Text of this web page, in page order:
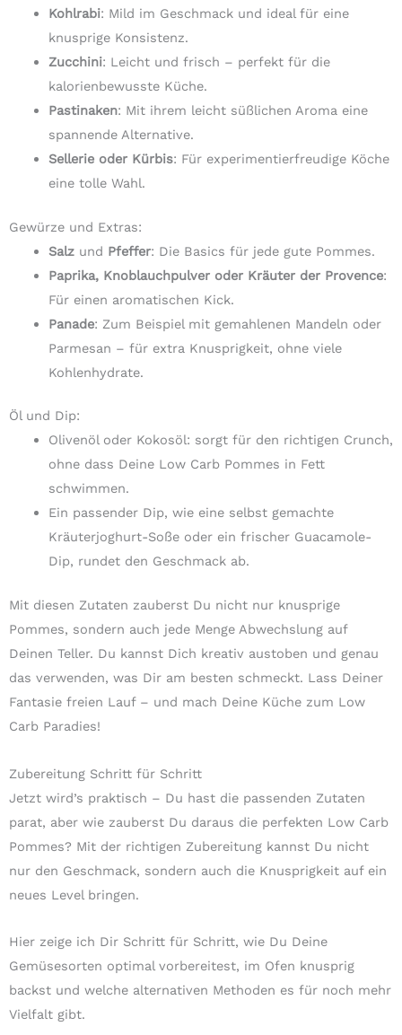
Kohlrabi: Mild im Geschmack und ideal für eine
knusprige Konsistenz.
Zucchini: Leicht und frisch – perfekt für die
kalorienbewusste Küche.
Pastinaken: Mit ihrem leicht süßlichen Aroma eine
spannende Alternative.
Sellerie oder Kürbis: Für experimentierfreudige Köche
eine tolle Wahl.
Gewürze und Extras:
Salzund Pfeffer: Die Basics für jede gute Pommes.
Paprika, Knoblauchpulver oder Kräuter der Provence:
Für einen aromatischen Kick.
Panade: Zum Beispiel mit gemahlenen Mandeln oder
Parmesan – für extra Knusprigkeit, ohne viele
Kohlenhydrate.
Öl und Dip:
Olivenöl oder Kokosöl: sorgt für den richtigen Crunch,
ohne dass Deine Low Carb Pommes in Fett
schwimmen.
Ein passender Dip, wie eine selbst gemachte
Kräuterjoghurt-Soße oder ein frischer Guacamole-
Dip, rundet den Geschmack ab.
Mit diesen Zutaten zauberst Du nicht nur knusprige
Pommes, sondern auch jede Menge Abwechslung auf
Deinen Teller. Du kannst Dich kreativ austoben und genau
das verwenden, was Dir am besten schmeckt. Lass Deiner
Fantasie freien Lauf – und mach Deine Küche zum Low
Carb Paradies!
Zubereitung Schritt für Schritt
Jetzt wird’s praktisch – Du hast die passenden Zutaten
parat, aber wie zauberst Du daraus die perfekten Low Carb
Pommes? Mit der richtigen Zubereitung kannst Du nicht
nur den Geschmack, sondern auch die Knusprigkeit auf ein
neues Level bringen.
Hier zeige ich Dir Schritt für Schritt, wie Du Deine
Gemüsesorten optimal vorbereitest, im Ofen knusprig
backst und welche alternativen Methoden es für noch mehr
Vielfalt gibt.